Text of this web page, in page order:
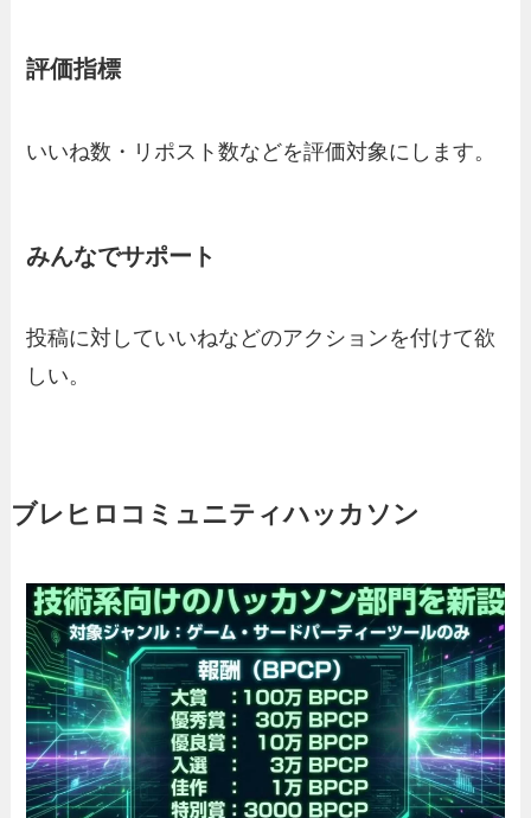
評価指標
いいね数・リポスト数などを評価対象にします。
みんなでサポート
投稿に対していいねなどのアクションを付けて欲
しい。
ブレヒロコミュニティハッカソン